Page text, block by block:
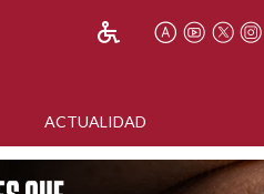
ACTUALIDAD